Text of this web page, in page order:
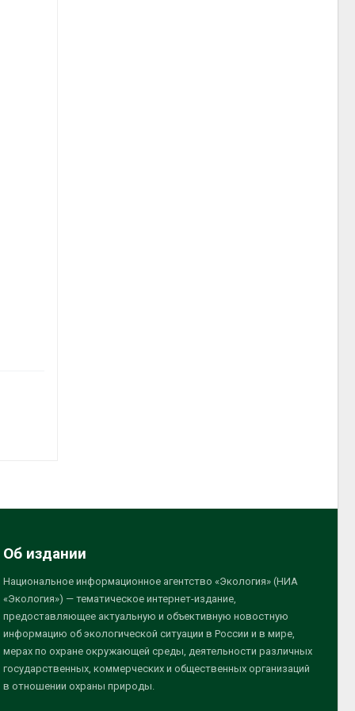
Об издании
Национальное информационное агентство «Экология» (НИА
«Экология») — тематическое интернет-издание,
предоставляющее актуальную и объективную новостную
информацию об экологической ситуации в России и в мире,
мерах по охране окружающей среды, деятельности различных
государственных, коммерческих и общественных организаций
в отношении охраны природы.